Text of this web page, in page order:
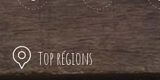
Top régions